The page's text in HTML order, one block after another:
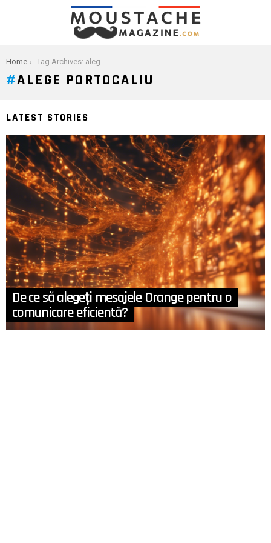
You are here:
Home Tag Archives: alege portocaliu
ALEGE PORTOCALIU
LATEST STORIES
De ce să alegeți mesajele Orange pentru o
comunicare eficientă?